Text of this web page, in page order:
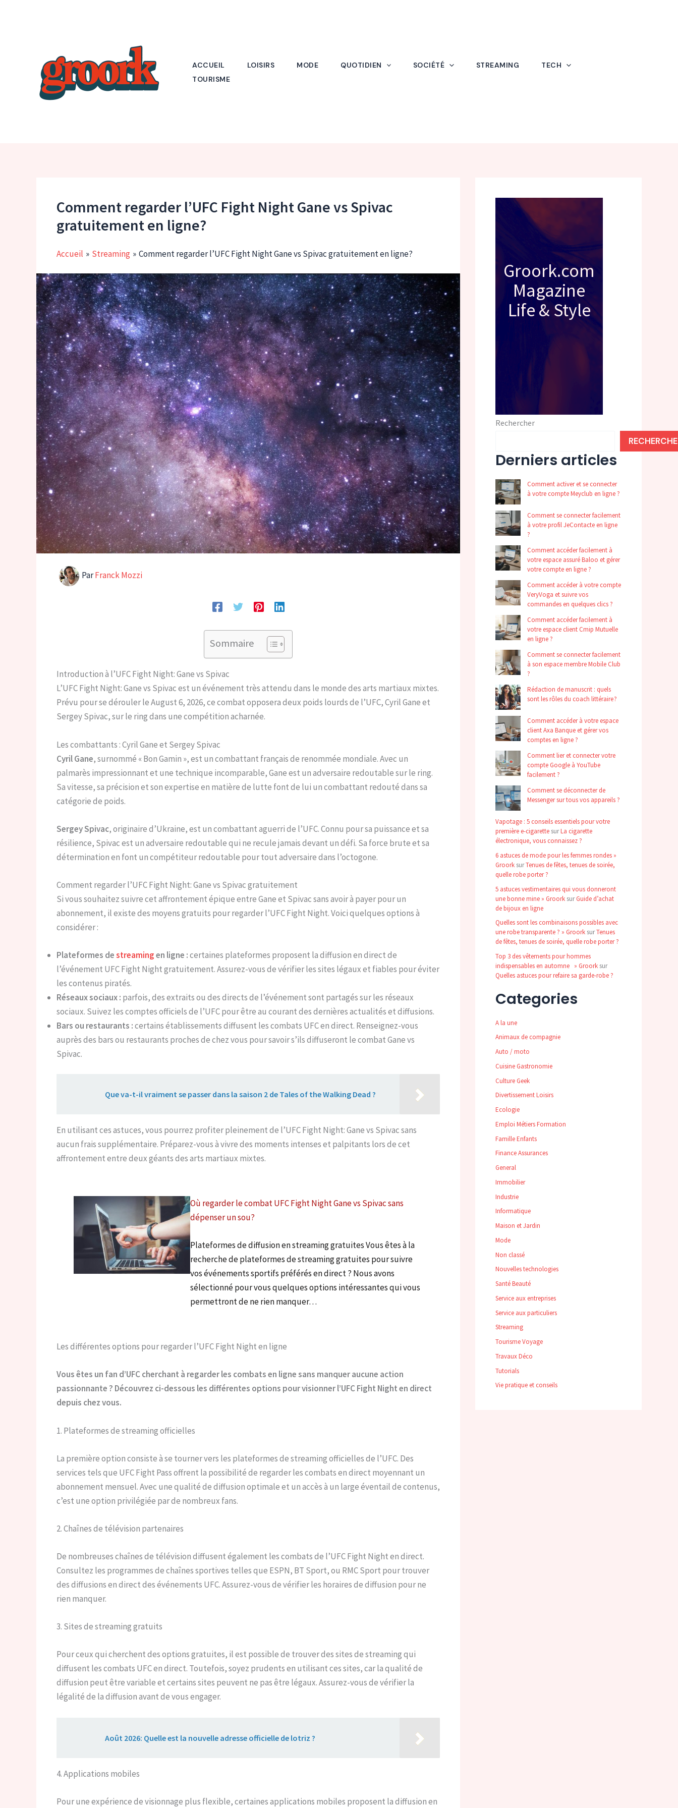
ACCUEIL LOISIRS MODE QUOTIDIEN SOCIÉTÉ STREAMING
TECH
TOURISME
Comment regarder l’UFC Fight Night Gane vs Spivac
gratuitement en ligne?
Accueil Streaming Comment regarder l’UFC Fight Night Gane vs Spivac gratuitement en ligne?
ParFranck Mozzi
Sommaire
Introduction à l’UFC Fight Night: Gane vs Spivac
L’UFC Fight Night: Gane vs Spivac est un événement très attendu dans le monde des arts martiaux mixtes.
Prévu pour se dérouler le August 6, 2026, ce combat opposera deux poids lourds de l’UFC, Cyril Gane et
Sergey Spivac, sur le ring dans une compétition acharnée.
Les combattants : Cyril Gane et Sergey Spivac
Cyril Gane, surnommé « Bon Gamin », est un combattant français de renommée mondiale. Avec un
palmarès impressionnant et une technique incomparable, Gane est un adversaire redoutable sur le ring.
Sa vitesse, sa précision et son expertise en matière de lutte font de lui un combattant redouté dans sa
catégorie de poids.
Sergey Spivac, originaire d’Ukraine, est un combattant aguerri de l’UFC. Connu pour sa puissance et sa
résilience, Spivac est un adversaire redoutable qui ne recule jamais devant un défi. Sa force brute et sa
détermination en font un compétiteur redoutable pour tout adversaire dans l’octogone.
Comment regarder l’UFC Fight Night: Gane vs Spivac gratuitement
Si vous souhaitez suivre cet affrontement épique entre Gane et Spivac sans avoir à payer pour un
abonnement, il existe des moyens gratuits pour regarder l’UFC Fight Night. Voici quelques options à
considérer :
Plateformes destreamingen ligne :certaines plateformes proposent la diffusion en direct de
l’événement UFC Fight Night gratuitement. Assurez-vous de vérifier les sites légaux et fiables pour éviter
les contenus piratés.
Réseaux sociaux : parfois, des extraits ou des directs de l’événement sont partagés sur les réseaux
sociaux. Suivez les comptes officiels de l’UFC pour être au courant des dernières actualités et diffusions.
Bars ou restaurants :certains établissements diffusent les combats UFC en direct. Renseignez-vous
auprès des bars ou restaurants proches de chez vous pour savoir s’ils diffuseront le combat Gane vs
Spivac.
Que va-t-il vraiment se passer dans la saison 2 de Tales of the Walking Dead ?
En utilisant ces astuces, vous pourrez profiter pleinement de l’UFC Fight Night: Gane vs Spivac sans
aucun frais supplémentaire. Préparez-vous à vivre des moments intenses et palpitants lors de cet
affrontement entre deux géants des arts martiaux mixtes.
Où regarder le combat UFC Fight Night Gane vs Spivac sans
dépenser un sou?
Plateformes de diffusion en streaming gratuites Vous êtes à la
recherche de plateformes de streaming gratuites pour suivre
vos événements sportifs préférés en direct ? Nous avons
sélectionné pour vous quelques options intéressantes qui vous
permettront de ne rien manquer…
Les différentes options pour regarder l’UFC Fight Night en ligne
Vous êtes un fan d’UFC cherchant à regarder les combats en ligne sans manquer aucune action
passionnante ? Découvrez ci-dessous les différentes options pour visionner l’UFC Fight Night en direct
depuis chez vous.
1. Plateformes de streaming officielles
La première option consiste à se tourner vers les plateformes de streaming officielles de l’UFC. Des
services tels que UFC Fight Pass offrent la possibilité de regarder les combats en direct moyennant un
abonnement mensuel. Avec une qualité de diffusion optimale et un accès à un large éventail de contenus,
c’est une option privilégiée par de nombreux fans.
2. Chaînes de télévision partenaires
De nombreuses chaînes de télévision diffusent également les combats de l’UFC Fight Night en direct.
Consultez les programmes de chaînes sportives telles que ESPN, BT Sport, ou RMC Sport pour trouver
des diffusions en direct des événements UFC. Assurez-vous de vérifier les horaires de diffusion pour ne
rien manquer.
3. Sites de streaming gratuits
Pour ceux qui cherchent des options gratuites, il est possible de trouver des sites de streaming qui
diffusent les combats UFC en direct. Toutefois, soyez prudents en utilisant ces sites, car la qualité de
diffusion peut être variable et certains sites peuvent ne pas être légaux. Assurez-vous de vérifier la
légalité de la diffusion avant de vous engager.
Août 2026: Quelle est la nouvelle adresse officielle de lotriz ?
4. Applications mobiles
Pour une expérience de visionnage plus flexible, certaines applications mobiles proposent la diffusion en
Groork.com
Magazine
Life & Style
Rechercher
Derniers articles
Comment activer et se connecter
à votre compte Meyclub en ligne ?
Comment se connecter facilement
à votre profil JeContacte en ligne
?
Comment accéder facilement à
votre espace assuré Baloo et gérer
votre compte en ligne ?
Comment accéder à votre compte
VeryVoga et suivre vos
commandes en quelques clics ?
Comment accéder facilement à
votre espace client Cmip Mutuelle
en ligne ?
Comment se connecter facilement
à son espace membre Mobile Club
?
Rédaction de manuscrit : quels
sont les rôles du coach littéraire ?
Comment accéder à votre espace
client Axa Banque et gérer vos
comptes en ligne ?
Comment lier et connecter votre
compte Google à YouTube
facilement ?
Comment se déconnecter de
Messenger sur tous vos appareils ?
Vapotage : 5 conseils essentiels pour votre
première e-cigarette surLa cigarette
électronique, vous connaissez ?
6 astuces de mode pour les femmes rondes »
Groork surTenues de fêtes, tenues de soirée,
quelle robe porter ?
5 astuces vestimentaires qui vous donneront
une bonne mine » Groork surGuide d’achat
de bijoux en ligne
Quelles sont les combinaisons possibles avec
une robe transparente ? » Groork surTenues
de fêtes, tenues de soirée, quelle robe porter ?
Top 3 des vêtements pour hommes
indispensables en automne » Groork sur
Quelles astuces pour refaire sa garde-robe ?
Categories
A la une
Animaux de compagnie
Auto / moto
Cuisine Gastronomie
Culture Geek
Divertissement Loisirs
Ecologie
Emploi Métiers Formation
Famille Enfants
Finance Assurances
General
Immobilier
Industrie
Informatique
Maison et Jardin
Mode
Non classé
Nouvelles technologies
Santé Beauté
Service aux entreprises
Service aux particuliers
Streaming
Tourisme Voyage
Travaux Déco
Tutorials
Vie pratique et conseils